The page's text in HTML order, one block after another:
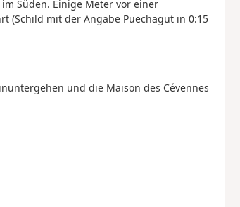
Süden. Einige Meter vor einer
(Schild mit der Angabe Puechagut in 0:15
und die Maison des Cévennes